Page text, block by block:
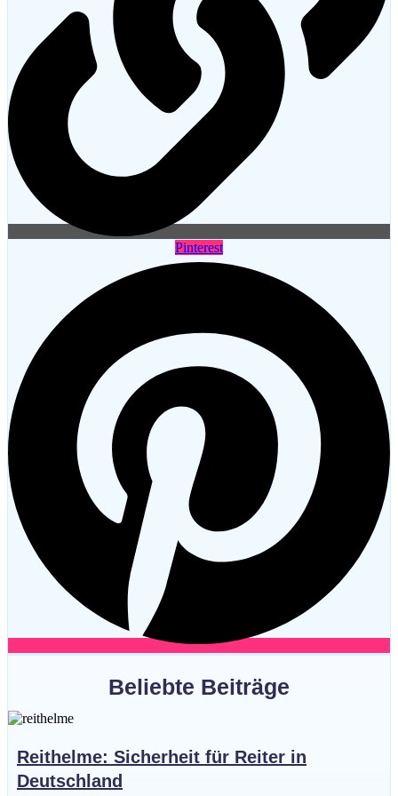
Pinterest
Beliebte Beiträge
Reithelme: Sicherheit für Reiter in
Deutschland